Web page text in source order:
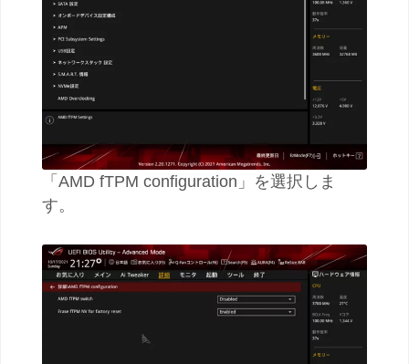
「AMD fTPM configuration」を選択しま
す。